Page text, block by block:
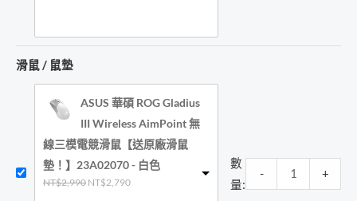
滑鼠 / 鼠墊
ASUS 華碩 ROG Gladius
III Wireless AimPoint 無
線三模電競滑鼠【送原廠滑鼠
墊！】23A02070 - 白色
NT$2,990 原
NT$2,790目
數
量:
- +